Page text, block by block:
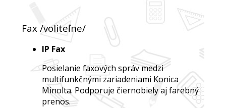
Fax /voliteľne/
IP Fax
Posielanie faxových správ medzi
multifunkčnými zariadeniami Konica
Minolta. Podporuje čiernobiely aj farebný
prenos.